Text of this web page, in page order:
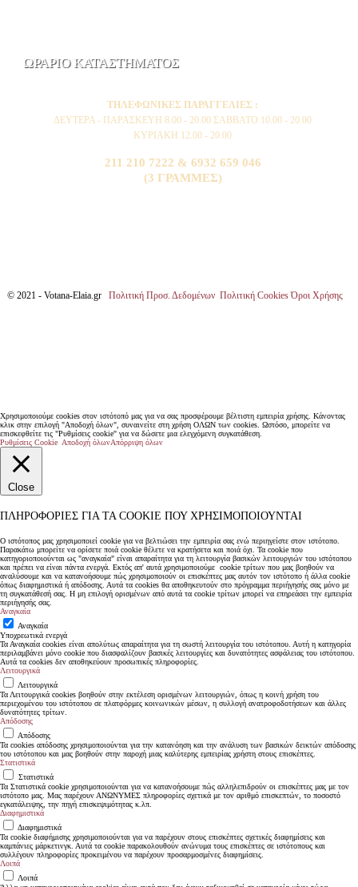
ΩΡΑΡΙΟ ΚΑΤΑΣΤΗΜΑΤΟΣ
ΤΗΛΕΦΩΝΙΚΕΣ ΠΑΡΑΓΓΕΛΙΕΣ :
ΔΕΥΤΕΡΑ - ΠΑΡΑΣΚΕΥΗ 8.00 - 20.00 ΣΑΒΒΑΤΟ 10.00 - 20.00
ΚΥΡΙΑΚΗ 12.00 - 20.00
211 210 7222 & 6932 659 046
(3 ΓΡΑΜΜΕΣ)
© 2021 - Votana-Elaia.gr Πολιτική Προσ. Δεδομένων Πολιτική Cookies Όροι Χρήσης
Χρησιμοποιούμε cookies στον ιστότοπό μας για να σας προσφέρουμε βέλτιστη εμπειρία χρήσης. Κάνοντας
κλικ στην επιλογή "Αποδοχή όλων", συναινείτε στη χρήση ΟΛΩΝ των cookies. Ωστόσο, μπορείτε να
επισκεφθείτε τις "Ρυθμίσεις cookie" για να δώσετε μια ελεγχόμενη συγκατάθεση.
Ρυθμίσεις Cookie Αποδοχή όλωνΑπόρριψη όλων
Close
ΠΛΗΡΟΦΟΡΊΕΣ ΓΙΑ ΤΑ COOKIE ΠΟΥ ΧΡΗΣΙΜΟΠΟΙΟΎΝΤΑΙ
Ο ιστότοπος μας χρησιμοποιεί cookie για να βελτιώσει την εμπειρία σας ενώ περιηγείστε στον ιστότοπο.
Παρακάτω μπορείτε να ορίσετε ποιά cookie θέλετε να κρατήσετα και ποιά όχι. Τα cookie που
κατηγοριοποιούνται ως "αναγκαία" είναι απαραίτητα για τη λειτουργία βασικών λειτουργιών του ιστότοπου
και πρέπει να είναι πάντα ενεργά. Εκτός απ' αυτά χρησιμοποιούμε cookie τρίτων που μας βοηθούν να
αναλύσουμε και να κατανοήσουμε πώς χρησιμοποιούν οι επισκέπτες μας αυτόν τον ιστότοπο ή άλλα cookie
όπως διαφημιστικά ή απόδοσης. Αυτά τα cookies θα αποθηκευτούν στο πρόγραμμα περιήγησής σας μόνο με
τη συγκατάθεσή σας. Η μη επιλογή ορισμένων από αυτά τα cookie τρίτων μπορεί να επηρεάσει την εμπειρία
περιήγησής σας.
Αναγκαία
Αναγκαία
Υποχρεωτικά ενεργά
Τα Αναγκαία cookies είναι απολύτως απαραίτητα για τη σωστή λειτουργία του ιστότοπου. Αυτή η κατηγορία
περιλαμβάνει μόνο cookie που διασφαλίζουν βασικές λειτουργίες και δυνατότητες ασφάλειας του ιστότοπου.
Αυτά τα cookies δεν αποθηκεύουν προσωπικές πληροφορίες.
Λειτουργικά
Λειτουργικά
Τα Λειτουργικά cookies βοηθούν στην εκτέλεση ορισμένων λειτουργιών, όπως η κοινή χρήση του
περιεχομένου του ιστότοπου σε πλατφόρμες κοινωνικών μέσων, η συλλογή ανατροφοδοτήσεων και άλλες
δυνατότητες τρίτων.
Απόδοσης
Απόδοσης
Τα cookies απόδοσης χρησιμοποιούνται για την κατανόηση και την ανάλυση των βασικών δεικτών απόδοσης
του ιστότοπου και μας βοηθούν στην παροχή μιας καλύτερης εμπειρίας χρήστη στους επισκέπτες.
Στατιστικά
Στατιστικά
Τα Στατιστικά cookie χρησιμοποιούνται για να κατανοήσουμε πώς αλληλεπιδρούν οι επισκέπτες μας με τον
ιστότοπο μας. Μας παρέχουν ΑΝΩΝΥΜΕΣ πληροφορίες σχετικά με τον αριθμό επισκεπτών, το ποσοστό
εγκατάλειψης, την πηγή επισκεψιμότητας κ.λπ.
Διαφημιστικά
Διαφημιστικά
Τα cookie διαφήμισης χρησιμοποιούνται για να παρέχουν στους επισκέπτες σχετικές διαφημίσεις και
καμπάνιες μάρκετινγκ. Αυτά τα cookie παρακολουθούν ανώνυμα τους επισκέπτες σε ιστότοπους και
συλλέγουν πληροφορίες προκειμένου να παρέχουν προσαρμοσμένες διαφημίσεις.
Λοιπά
Λοιπά